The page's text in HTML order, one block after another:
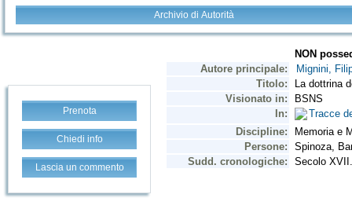
Archivio di Autorità
Prenota
Chiedi info
Lascia un commento